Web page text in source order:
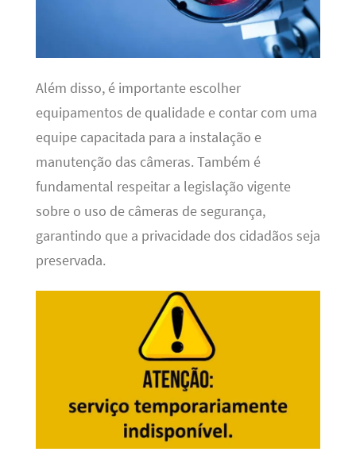
Além disso, é importante escolher
equipamentos de qualidade e contar com uma
equipe capacitada para a instalação e
manutenção das câmeras. Também é
fundamental respeitar a legislação vigente
sobre o uso de câmeras de segurança,
garantindo que a privacidade dos cidadãos seja
preservada.